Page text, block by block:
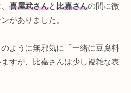
喜屋武さんと比嘉さんの間に微
がありました。
ように無邪気に「一緒に豆腐料
すが、比嘉さんは少し複雑な表